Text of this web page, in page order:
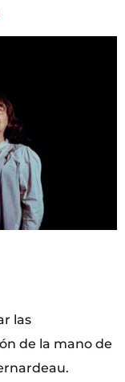
las
de la mano de